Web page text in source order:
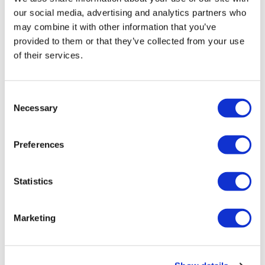
our social media, advertising and analytics partners who
may combine it with other information that you’ve
provided to them or that they’ve collected from your use
of their services.
Selection
Necessary
Preferences
Statistics
Marketing
Punto de salida: Golden Tours, parada de autobús 1, Bulleid
Way, Londres SW1W 9SR
Ubicación de what3words:
Del 1 de abril al 30 de septiembre: Entrada a las 12:45p.m.
Salida a las 13:00p.m. en punto. Regreso aproximadamente
a las 7:30p.m. en Victoria o Gloucester Road (Kensington)
sujeto a las condiciones del tráfico*.
Indicaciones desde la estación Victoria hasta Bulleid Way:
salga de la estación Victoria por la entrada de Buckingham
Express. Gire a la izquierda y camine por Buckingham Palace